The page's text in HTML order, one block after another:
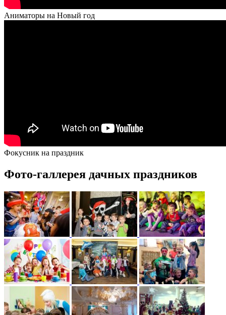
Аниматоры на Новый год
Фокусник на праздник
Фото-галлерея дачных праздников